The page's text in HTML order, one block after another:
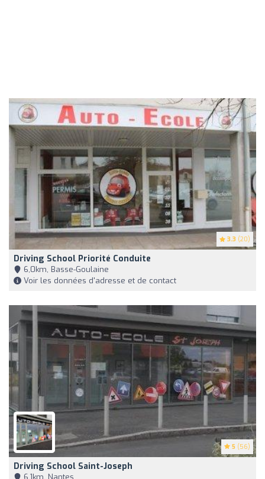
3.3 (20)
Driving School Priorité Conduite
6,0km, Basse-Goulaine
Voir les données d'adresse et de contact
5 (56)
Driving School Saint-Joseph